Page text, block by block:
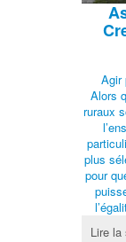
Agir
Alors
ruraux
plus
pour
Lire la